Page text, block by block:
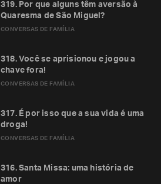
CONVERSAS DE FAMÍLIA
319. Por que alguns têm aversão à
Quaresma de São Miguel?
CONVERSAS DE FAMÍLIA
318. Você se aprisionou e jogou a
chave fora!
CONVERSAS DE FAMÍLIA
317. É por isso que a sua vida é uma
droga!
316. Santa Missa: uma história de
amor